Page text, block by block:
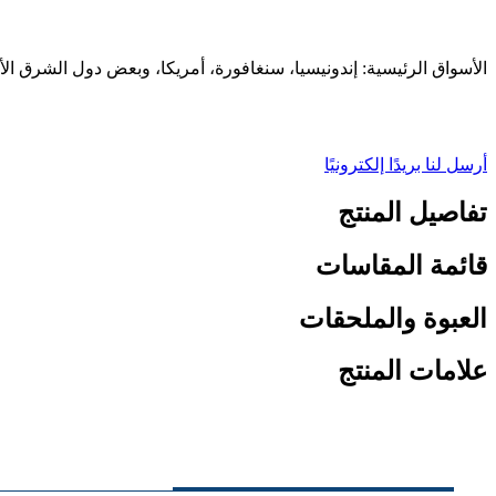
الأسواق الرئيسية: إندونيسيا، سنغافورة، أمريكا، وبعض دول الشرق
أرسل لنا بريدًا إلكترونيًا
تفاصيل المنتج
قائمة المقاسات
العبوة والملحقات
علامات المنتج